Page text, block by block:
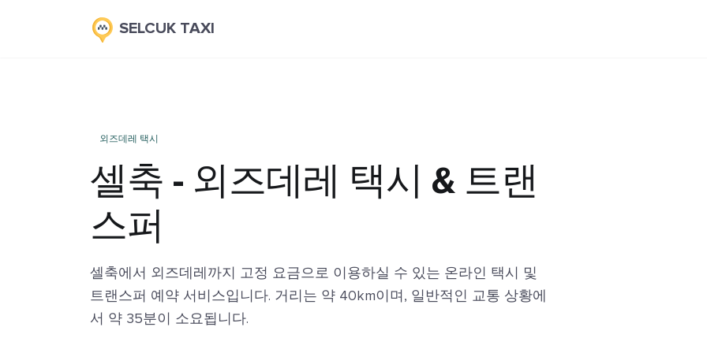
SELCUK TAXI
외즈데레 택시
셀축 - 외즈데레 택시 & 트랜
스퍼
셀축에서 외즈데레까지 고정 요금으로 이용하실 수 있는 온라인 택시 및
트랜스퍼 예약 서비스입니다. 거리는 약 40km이며, 일반적인 교통 상황에
서 약 35분이 소요됩니다.